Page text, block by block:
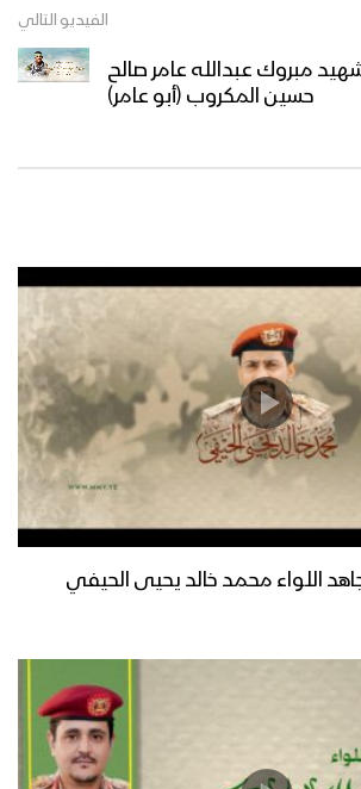
الفيديو التالي
مبروك عبدالله عامر صالح
حسين المكروب (أبو عامر)
اللواء محمد خالد يحيى الحيفي